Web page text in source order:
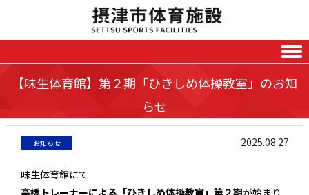
【味生体育館】第２期「ひきしめ体操教室」のお知
らせ
お知らせ 2025.08.27
味生体育館にて